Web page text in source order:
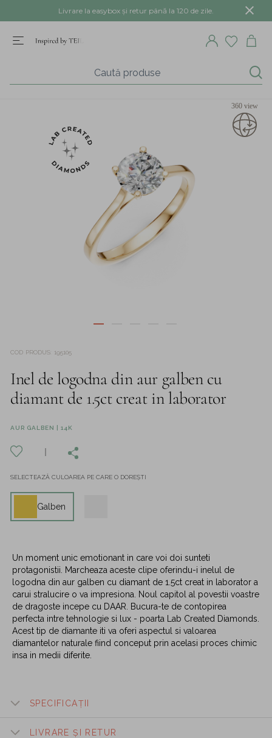
Livrare la easybox și retur până la 120 de zile.
360 view
COD PRODUS 195105
Inel de logodna din aur galben cu
diamant de 1.5ct creat in laborator
AUR GALBEN | 14K
SELECTEAZĂ CULOAREA PE CARE O DOREȘTI
Galben
Un moment unic emotionant in care voi doi sunteti
protagonistii. Marcheaza aceste clipe oferindu-i inelul de
logodna din aur galben cu diamant de 1.5ct creat in laborator a
carui stralucire o va impresiona. Noul capitol al povestii voastre
de dragoste incepe cu DAAR. Bucura-te de contopirea
perfecta intre tehnologie si lux - poarta Lab Created Diamonds.
Acest tip de diamante iti va oferi aspectul si valoarea
diamantelor naturale fiind conceput prin acelasi proces chimic
insa in medii diferite.
SPECIFICAȚII
LIVRARE ȘI RETUR